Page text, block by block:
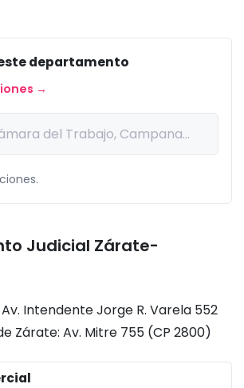
departamento
→
Judicial Zárate-
Intendente Jorge R. Varela 552
Zárate: Av. Mitre 755 (CP 2800)